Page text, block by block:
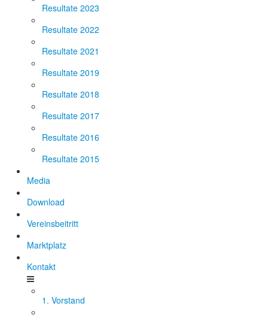
Resultate 2023
Resultate 2022
Resultate 2021
Resultate 2019
Resultate 2018
Resultate 2017
Resultate 2016
Resultate 2015
Media
Download
Vereinsbeitritt
Marktplatz
Kontakt
1. Vorstand